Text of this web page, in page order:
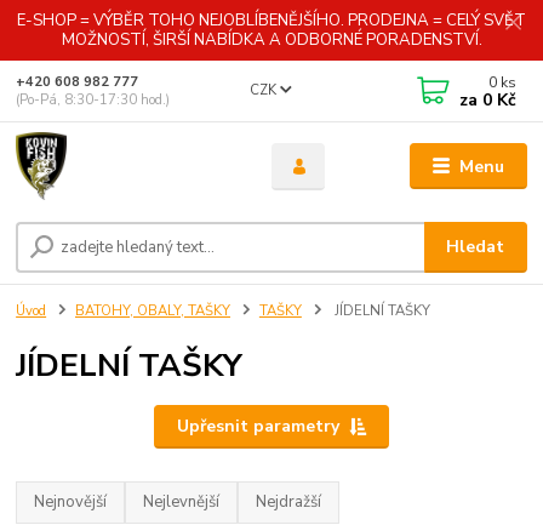
E-SHOP = VÝBĚR TOHO NEJOBLÍBENĚJŠÍHO. PRODEJNA = CELÝ SVĚT
MOŽNOSTÍ, ŠIRŠÍ NABÍDKA A ODBORNÉ PORADENSTVÍ.
Menu
CZK
Hledat
+420 608 982 777
(Po-Pá, 8:30-17:30 hod.)
0 ks
za 0 Kč
Úvod BATOHY, OBALY, TAŠKY TAŠKY JÍDELNÍ TAŠKY
JÍDELNÍ TAŠKY
Upřesnit parametry
Nejnovější Nejlevnější Nejdražší